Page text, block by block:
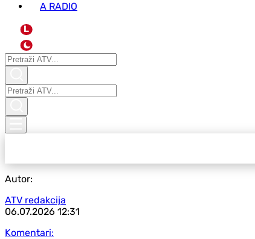
A RADIO
L
Autor:
ATV redakcija
06.07.2026 12:31
Komentari: